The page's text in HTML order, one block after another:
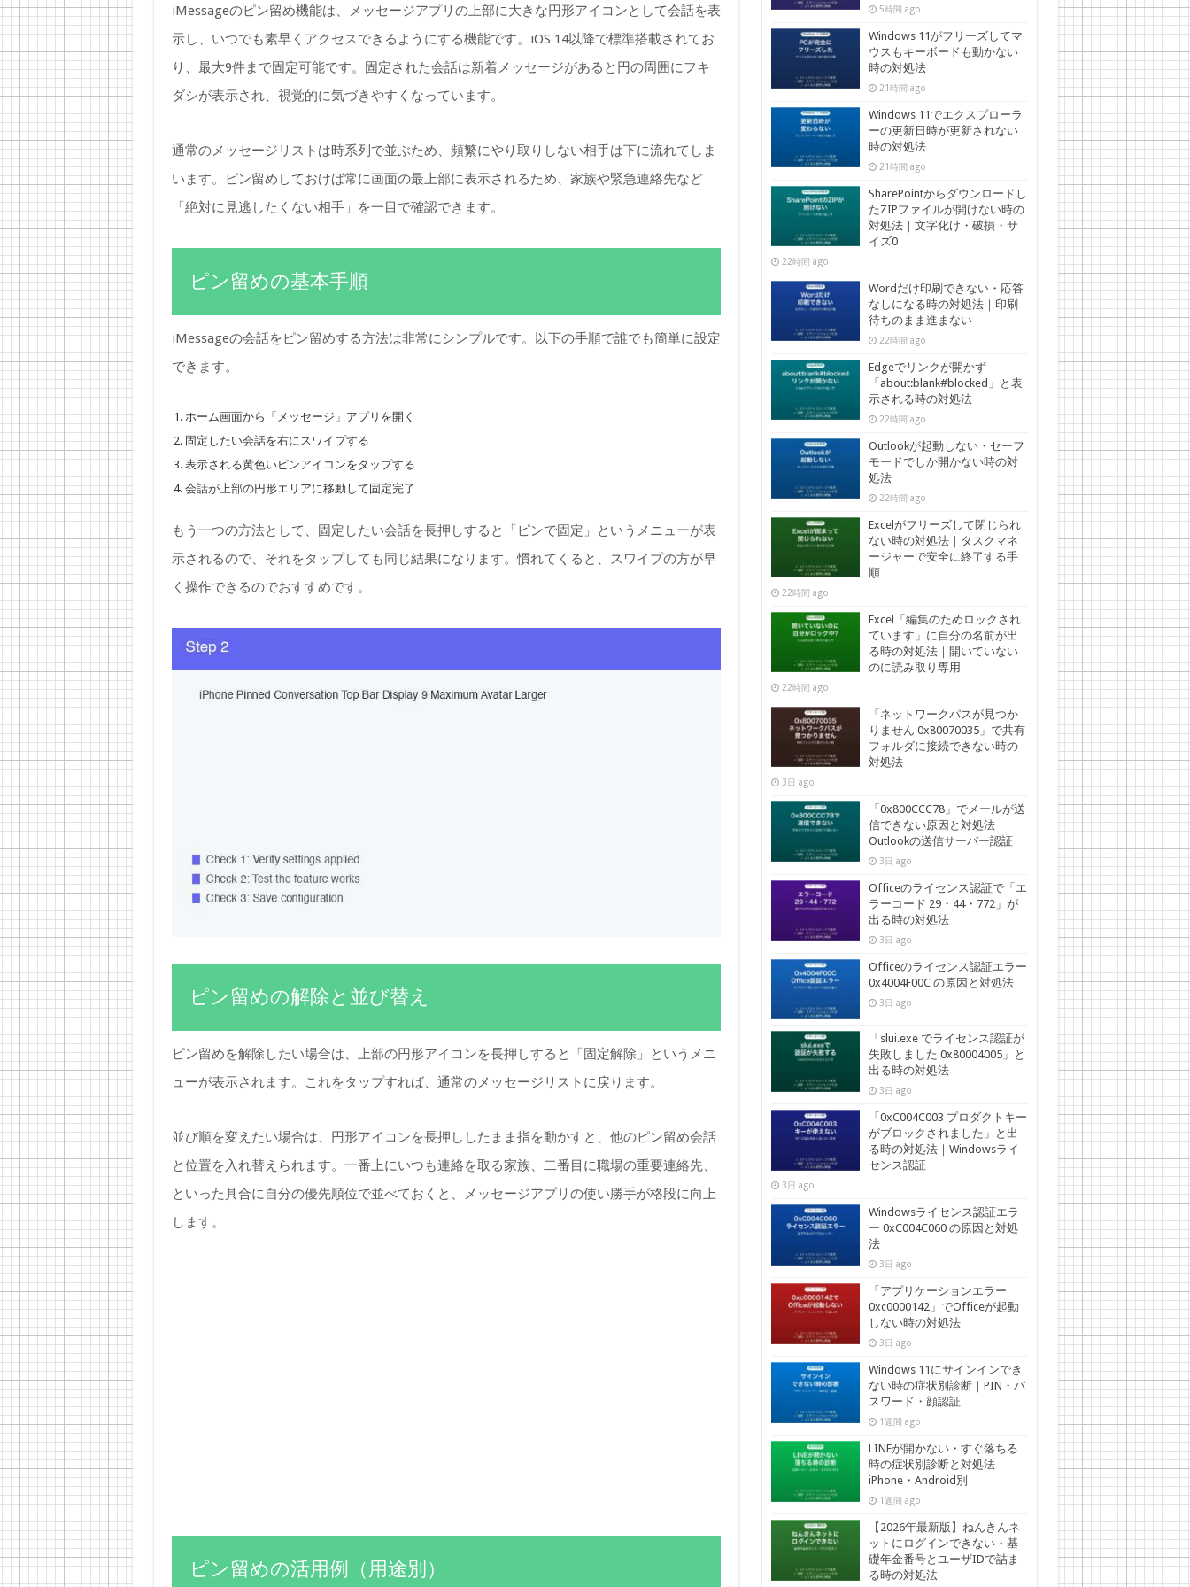
iMessageのピン留め機能は、メッセージアプリの上部に大きな円形アイコンとして会話を表
示し、いつでも素早くアクセスできるようにする機能です。iOS 14以降で標準搭載されてお
り、最大9件まで固定可能です。固定された会話は新着メッセージがあると円の周囲にフキ
ダシが表示され、視覚的に気づきやすくなっています。
通常のメッセージリストは時系列で並ぶため、頻繁にやり取りしない相手は下に流れてしま
います。ピン留めしておけば常に画面の最上部に表示されるため、家族や緊急連絡先など
「絶対に見逃したくない相手」を一目で確認できます。
ピン留めの基本手順
iMessageの会話をピン留めする方法は非常にシンプルです。以下の手順で誰でも簡単に設定
できます。
ホーム画面から「メッセージ」アプリを開く
固定したい会話を右にスワイプする
表示される黄色いピンアイコンをタップする
会話が上部の円形エリアに移動して固定完了
もう一つの方法として、固定したい会話を長押しすると「ピンで固定」というメニューが表
示されるので、それをタップしても同じ結果になります。慣れてくると、スワイプの方が早
く操作できるのでおすすめです。
ピン留めの解除と並び替え
ピン留めを解除したい場合は、上部の円形アイコンを長押しすると「固定解除」というメニ
ューが表示されます。これをタップすれば、通常のメッセージリストに戻ります。
並び順を変えたい場合は、円形アイコンを長押ししたまま指を動かすと、他のピン留め会話
と位置を入れ替えられます。一番上にいつも連絡を取る家族、二番目に職場の重要連絡先、
といった具合に自分の優先順位で並べておくと、メッセージアプリの使い勝手が格段に向上
します。
ピン留めの活用例（用途別）
5時間 ago
Windows 11がフリーズしてマ
ウスもキーボードも動かない
時の対処法
21時間 ago
Windows 11でエクスプローラ
ーの更新日時が更新されない
時の対処法
21時間 ago
SharePointからダウンロードし
たZIPファイルが開けない時の
対処法｜文字化け・破損・サ
イズ0
22時間 ago
Wordだけ印刷できない・応答
なしになる時の対処法｜印刷
待ちのまま進まない
22時間 ago
Edgeでリンクが開かず
「about:blank#blocked」と表
示される時の対処法
22時間 ago
Outlookが起動しない・セーフ
モードでしか開かない時の対
処法
22時間 ago
Excelがフリーズして閉じられ
ない時の対処法｜タスクマネ
ージャーで安全に終了する手
順
22時間 ago
Excel「編集のためロックされ
ています」に自分の名前が出
る時の対処法｜開いていない
のに読み取り専用
22時間 ago
「ネットワークパスが見つか
りません 0x80070035」で共有
フォルダに接続できない時の
対処法
3日 ago
「0x800CCC78」でメールが送
信できない原因と対処法｜
Outlookの送信サーバー認証
3日 ago
Officeのライセンス認証で「エ
ラーコード 29・44・772」が
出る時の対処法
3日 ago
Officeのライセンス認証エラー
0x4004F00C の原因と対処法
3日 ago
「slui.exe でライセンス認証が
失敗しました 0x80004005」と
出る時の対処法
3日 ago
「0xC004C003 プロダクトキー
がブロックされました」と出
る時の対処法｜Windowsライ
センス認証
3日 ago
Windowsライセンス認証エラ
ー 0xC004C060 の原因と対処
法
3日 ago
「アプリケーションエラー
0xc0000142」でOfficeが起動
しない時の対処法
3日 ago
Windows 11にサインインでき
ない時の症状別診断｜PIN・パ
スワード・顔認証
1週間 ago
LINEが開かない・すぐ落ちる
時の症状別診断と対処法｜
iPhone・Android別
1週間 ago
【2026年最新版】ねんきんネ
ットにログインできない・基
礎年金番号とユーザIDで詰ま
る時の対処法